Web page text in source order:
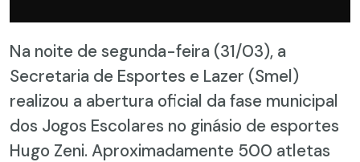
Na noite de segunda-feira (31/03), a
Secretaria de Esportes e Lazer (Smel)
realizou a abertura oficial da fase municipal
dos Jogos Escolares no ginásio de esportes
Hugo Zeni. Aproximadamente 500 atletas